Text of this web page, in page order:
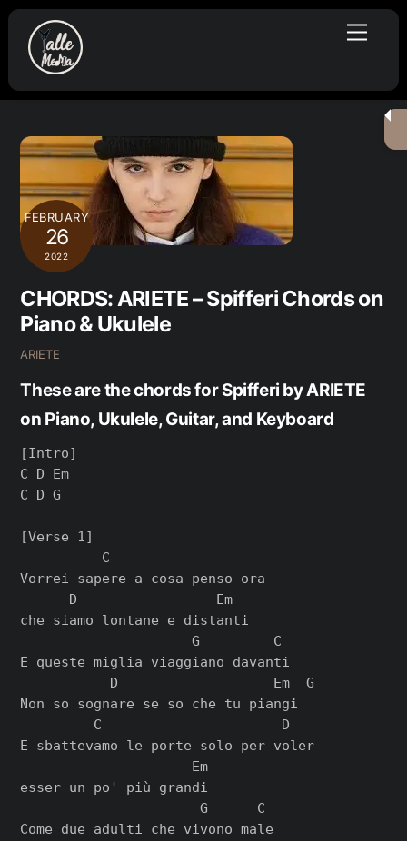
Skip
content
Menu
FEBRUARY
26
2022
CHORDS: ARIETE – Spifferi Chords on
Piano & Ukulele
ARIETE
These are the chords for Spifferi by ARIETE
on Piano, Ukulele, Guitar, and Keyboard
[Intro]
C D Em
C D G
[Verse 1]
          C
Vorrei sapere a cosa penso ora
      D                 Em
che siamo lontane e distanti
                     G         C
E queste miglia viaggiano davanti
           D                   Em  G
Non so sognare se so che tu piangi
         C                      D
E sbattevamo le porte solo per voler
                     Em
esser un po' più grandi
                      G      C
Come due adulti che vivono male